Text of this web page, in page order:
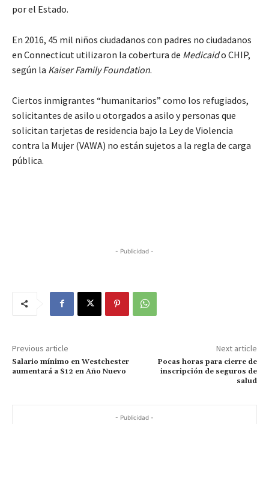
por el Estado.
En 2016, 45 mil niños ciudadanos con padres no ciudadanos
en Connecticut utilizaron la cobertura de Medicaido CHIP,
según la Kaiser Family Foundation.
Ciertos inmigrantes “humanitarios” como los refugiados,
solicitantes de asilo u otorgados a asilo y personas que
solicitan tarjetas de residencia bajo la Ley de Violencia
contra la Mujer (VAWA) no están sujetos a la regla de carga
pública.
- Publicidad -
Previous article
Salario mínimo en Westchester
aumentará a $12 en Año Nuevo
Next article
Pocas horas para cierre de
inscripción de seguros de
salud
- Publicidad -